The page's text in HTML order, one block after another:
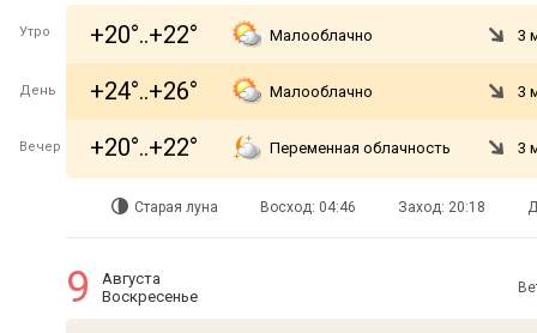
Утро +20°..+22° Малооблачно 3
День +24°..+26° Малооблачно 3
Вечер +20°..+22° Переменная облачность 3
Старая луна Восход: 04:46 Заход: 20:18
9
Августа
Воскресенье